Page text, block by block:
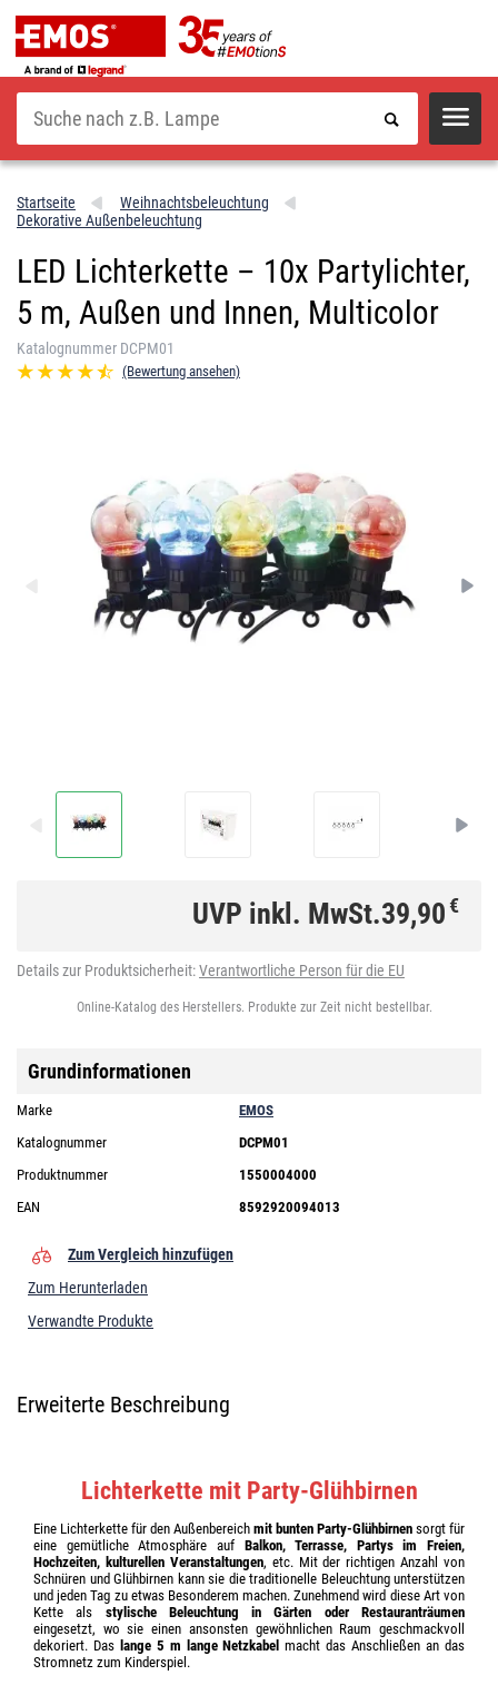
Suche
Startseite
Weihnachtsbeleuchtung
Dekorative Außenbeleuchtung
LED Lichterkette – 10x Partylichter,
5 m, Außen und Innen, Multicolor
Katalognummer DCPM01
(Bewertung ansehen)
UVP inkl. MwSt.39,90€
Details zur Produktsicherheit:Verantwortliche Person für die EU
Online-Katalog des Herstellers. Produkte zur Zeit nicht bestellbar.
Grundinformationen
Marke
EMOS
Katalognummer
DCPM01
Produktnummer
1550004000
EAN
8592920094013
Zum Vergleich hinzufügen
Zum Herunterladen
Verwandte Produkte
Erweiterte Beschreibung
Lichterkette mit Party-Glühbirnen
Eine Lichterkette für den Außenbereich mit bunten Party-Glühbirnen sorgt für
eine gemütliche Atmosphäre auf Balkon, Terrasse, Partys im Freien,
Hochzeiten, kulturellen Veranstaltungen, etc. Mit der richtigen Anzahl von
Schnüren und Glühbirnen kann sie die traditionelle Beleuchtung unterstützen
und jeden Tag zu etwas Besonderem machen. Zunehmend wird diese Art von
Kette als stylische Beleuchtung in Gärten oder Restauranträumen
eingesetzt, wo sie einen ansonsten gewöhnlichen Raum geschmackvoll
dekoriert. Das lange 5 m lange Netzkabel macht das Anschließen an das
Stromnetz zum Kinderspiel.